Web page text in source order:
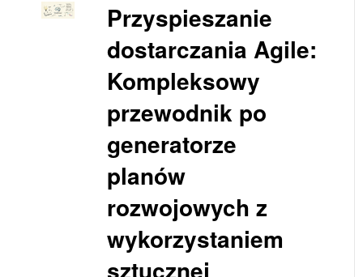
Przyspieszanie
dostarczania Agile:
Kompleksowy
przewodnik po
generatorze
planów
rozwojowych z
wykorzystaniem
sztucznej